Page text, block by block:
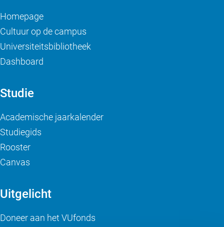
Homepage
Cultuur op de campus
Universiteitsbibliotheek
Dashboard
Studie
Academische jaarkalender
Studiegids
Rooster
Canvas
Uitgelicht
Doneer aan het VUfonds